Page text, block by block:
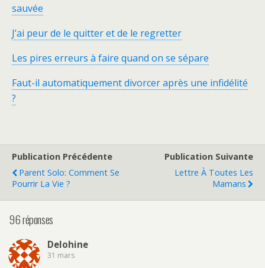
sauvée
J’ai peur de le quitter et de le regretter
Les pires erreurs à faire quand on se sépare
Faut-il automatiquement divorcer après une infidélité
?
Publication Précédente
Parent Solo: Comment Se
Pourrir La Vie ?
Publication Suivante
Lettre À Toutes Les
Mamans
96 réponses
Delohine
31 mars